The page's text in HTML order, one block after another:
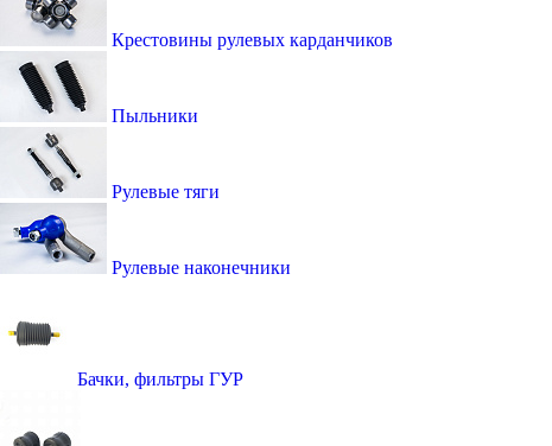
Крестовины рулевых карданчиков
Пыльники
Рулевые тяги
Рулевые наконечники
Бачки, фильтры ГУР